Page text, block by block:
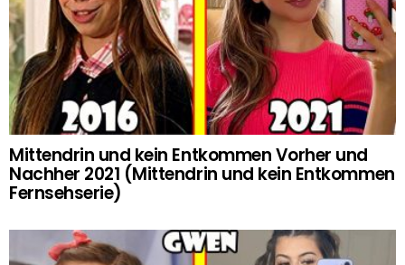
Mittendrin und kein Entkommen Vorher und
Nachher 2021 (Mittendrin und kein Entkommen
Fernsehserie)